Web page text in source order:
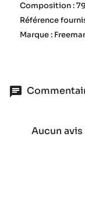
Composition :
Référence
Marque :
Aucun